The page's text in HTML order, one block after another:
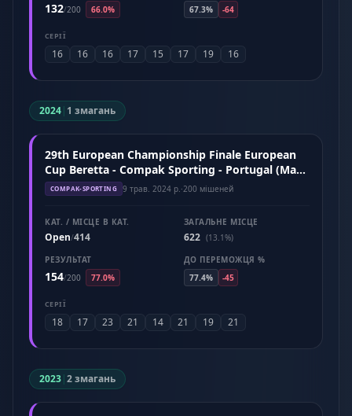
132/200 66.0%
67.3%
-64
СЕРІЇ
16 16 16 17 15 17 19 16
2024| 1 змагань
29th European Championship Finale European
Cup Beretta - Compak Sporting - Portugal (May
2024)
COMPAK-SPORTING 9 трав. 2024 р. ·200 мішеней
КАТ. / МІСЦЕ В КАТ.
Open/414
ЗАГАЛЬНЕ МІСЦЕ
622 (13.1%)
РЕЗУЛЬТАТ
154/200 77.0%
ДО ПЕРЕМОЖЦЯ %
77.4%
-45
СЕРІЇ
18 17 23 21 14 21 19 21
2023|2 змагань